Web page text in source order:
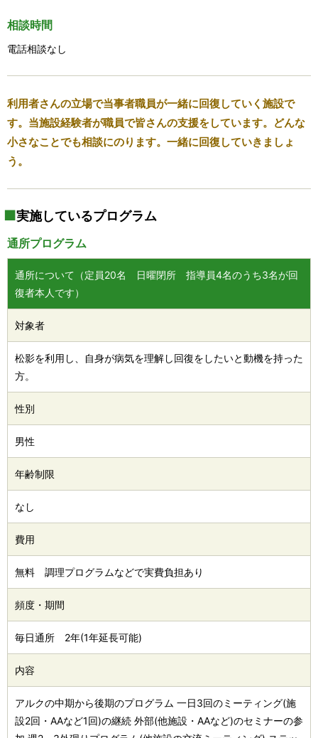
相談時間
電話相談なし
利用者さんの立場で当事者職員が一緒に回復していく施設で
す。当施設経験者が職員で皆さんの支援をしています。どんな
小さなことでも相談にのります。一緒に回復していきましょ
う。
実施しているプログラム
通所プログラム
通所について（定員20名 日曜閉所 指導員4名のうち3名が回
復者本人です）
対象者
松影を利用し、自身が病気を理解し回復をしたいと動機を持った
方。
性別
男性
年齢制限
なし
費用
無料 調理プログラムなどで実費負担あり
頻度・期間
毎日通所 2年(1年延長可能)
内容
アルクの中期から後期のプログラム 一日3回のミーティング(施
設2回・AAなど1回)の継続 外部(他施設・AAなど)のセミナーの参